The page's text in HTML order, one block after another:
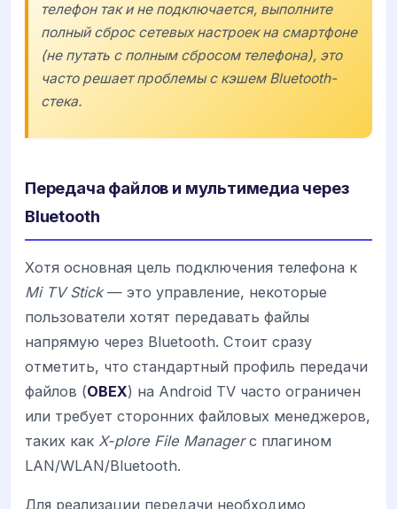
телефон так и не подключается, выполните
полный сброс сетевых настроек на смартфоне
(не путать с полным сбросом телефона), это
часто решает проблемы с кэшем Bluetooth-
стека.
Передача файлов и мультимедиа через
Bluetooth
Хотя основная цель подключения телефона к
Mi TV Stick— это управление, некоторые
пользователи хотят передавать файлы
напрямую через Bluetooth. Стоит сразу
отметить, что стандартный профиль передачи
файлов (OBEX) на Android TV часто ограничен
или требует сторонних файловых менеджеров,
таких как X-plore File Managerс плагином
LAN/WLAN/Bluetooth.
Для реализации передачи необходимо